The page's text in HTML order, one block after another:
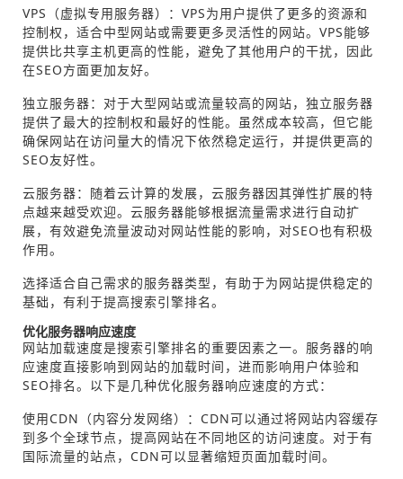
VPS（虚拟专用服务器）：VPS为用户提供了更多的资源和
控制权，适合中型网站或需要更多灵活性的网站。VPS能够
提供比共享主机更高的性能，避免了其他用户的干扰，因此
在SEO方面更加友好。
独立服务器：对于大型网站或流量较高的网站，独立服务器
提供了最大的控制权和最好的性能。虽然成本较高，但它能
确保网站在访问量大的情况下依然稳定运行，并提供更高的
SEO友好性。
云服务器：随着云计算的发展，云服务器因其弹性扩展的特
点越来越受欢迎。云服务器能够根据流量需求进行自动扩
展，有效避免流量波动对网站性能的影响，对SEO也有积极
作用。
选择适合自己需求的服务器类型，有助于为网站提供稳定的
基础，有利于提高搜索引擎排名。
优化服务器响应速度
网站加载速度是搜索引擎排名的重要因素之一。服务器的响
应速度直接影响到网站的加载时间，进而影响用户体验和
SEO排名。以下是几种优化服务器响应速度的方式：
使用CDN（内容分发网络）：CDN可以通过将网站内容缓存
到多个全球节点，提高网站在不同地区的访问速度。对于有
国际流量的站点，CDN可以显著缩短页面加载时间。